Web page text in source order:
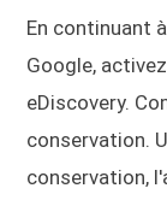
En continuant
Google,
eDiscovery.
conservation.
conservation,